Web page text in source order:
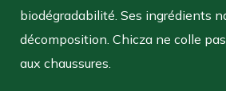
biodégradabilité. Ses ingrédients
décomposition. Chicza ne colle
aux chaussures.